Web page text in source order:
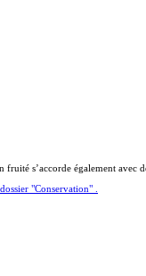
fruité s’accorde également
"Conservation" .